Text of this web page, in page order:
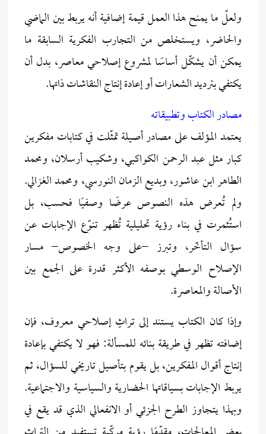
ولعلّ ما يمنح هذا العمل قيمة إضافية أنه يربط بين الماضي
والحاضر، ويستخلص من التجارب الفكرية السابقة ما
يمكن أن يشكّل أساسًا لمشروع إصلاحي معاصر، بدل أن
يكتفي بترديد الشعارات أو إعادة إنتاج النقاشات ذاتها.
مصادر الكتاب وتطبيقاته
يعتمد المؤلف على مصادر أصيلة تمثّلت في كتابات مفكرين
كبار مثل عبد الرحمن الكواكبي، وشكيب أرسلان، ومحمد
الطاهر ابن عاشور، وبديع الزمان النورسي، ومحمد الغزالي.
ولم تُعرض هذه النصوص عرضًا وصفيًا فحسب، بل
استُثمرت في بناء رؤية تحليلية تُظهر تنوّع الإجابات عن
سؤال التأخّر، وتبرز –على وجه الخصوص– مسار
الإصلاح الوسطي بوصفه الأكثر قدرة على الجمع بين
الأصالة والمعاصرة.
وإذا كان الكتاب يستند إلى تراثٍ إصلاحي معروف، فإن
إضافته تظهر في طريقة بنائه للمسألة: فهو لا يكتفي بإعادة
إنتاج أقوال المفكرين، بل يقوم بتأصيل تاريخي للسؤال، ثم
يربط الإجابات بسياقاتها الحضارية والسياسية والاجتماعية.
وبهذا يتجاوز الطرح الجزئي أو الانفعالي الذي قد يقع في